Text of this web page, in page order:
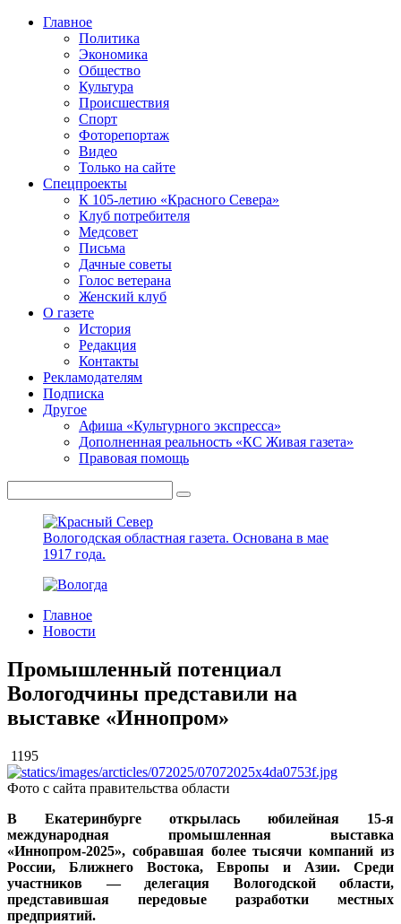
Главное
Политика
Экономика
Общество
Культура
Происшествия
Спорт
Фоторепортаж
Видео
Только на сайте
Спецпроекты
К 105-летию «Красного Севера»
Клуб потребителя
Медсовет
Письма
Дачные советы
Голос ветерана
Женский клуб
О газете
История
Редакция
Контакты
Рекламодателям
Подписка
Другое
Афиша «Культурного экспресса»
Дополненная реальность «КС Живая газета»
Правовая помощь
Вологодская областная газета. Основана в мае
1917 года.
Главное
Новости
Промышленный потенциал
Вологодчины представили на
выставке «Иннопром»
1195
Фото с сайта правительства области
В Екатеринбурге открылась юбилейная 15-я
международная промышленная выставка
«Иннопром-2025», собравшая более тысячи компаний из
России, Ближнего Востока, Европы и Азии. Среди
участников — делегация Вологодской области,
представившая передовые разработки местных
предприятий.